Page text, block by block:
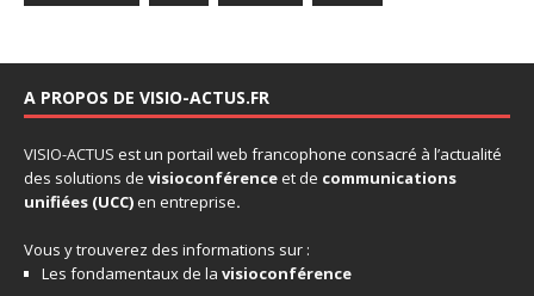
A PROPOS DE VISIO-ACTUS.FR
VISIO-ACTUS est un portail web francophone consacré à l’actualité
des solutions de visioconférenceet de communications
unifiées (UCC)en entreprise.
Vous y trouverez des informations sur :
Les fondamentaux de la visioconférence